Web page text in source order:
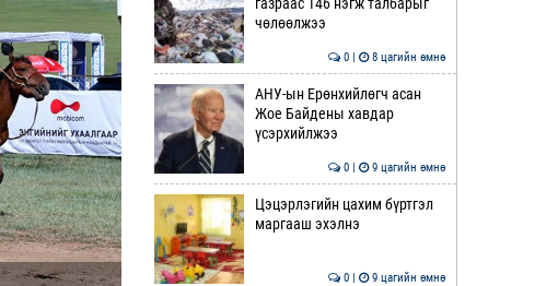
чөлөөлжээ
0 | 8 цагийн өмнө
АНУ-ын Ерөнхийлөгч асан
Жое Байдены хавдар
үсэрхийлжээ
0 | 9 цагийн өмнө
Цэцэрлэгийн цахим бүртгэл
маргааш эхэлнэ
0 | 9 цагийн өмнө